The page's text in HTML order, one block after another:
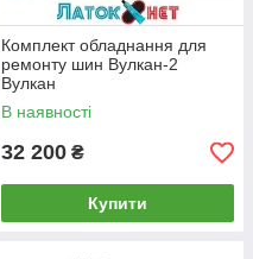
Комплект обладнання для
ремонту шин Вулкан-2
Вулкан
В наявності
32 200 ₴
Купити